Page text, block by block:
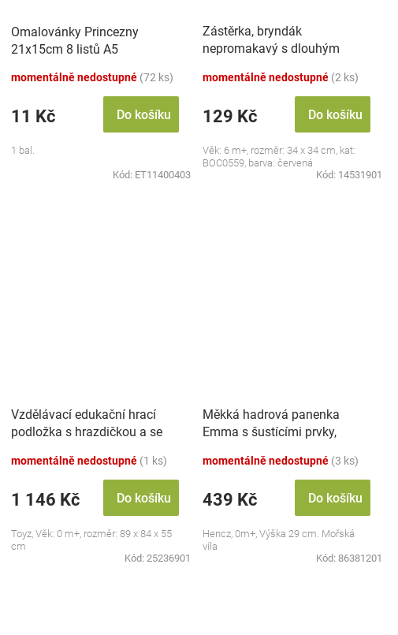
Omalovánky Princezny
21x15cm 8 listů A5
momentálně nedostupné (72 ks)
11 Kč Do košíku
1 bal.
Kód: ET11400403
Zástěrka, bryndák
nepromakavý s dlouhým
momentálně nedostupné (2 ks)
129 Kč Do košíku
Věk: 6 m+, rozměr: 34 x 34 cm, kat:
BOC0559, barva: červená
Kód: 14531901
Vzdělávací edukační hrací
podložka s hrazdičkou a se
momentálně nedostupné (1 ks)
1 146 Kč Do košíku
Toyz, Věk: 0 m+, rozměr: 89 x 84 x 55
cm
Kód: 25236901
Měkká hadrová panenka
Emma s šustícími prvky,
momentálně nedostupné (3 ks)
439 Kč Do košíku
Hencz, 0m+, Výška 29 cm. Mořská
víla
Kód: 86381201